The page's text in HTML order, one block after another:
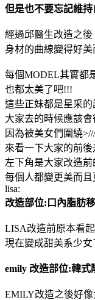
但是也不要忘記維
經過邱醫生改造之後
身材的曲線變得好
每個MODEL其實都
也都太美了吧!!!
這些正妹都是星采
大家去的時候應該會
因為被美女們圍繞
來看一下大家的前後
左下角是大家改造
每個人都變更美而
lisa:
改造部位:口內脂肪
LISA改造前原本看
現在變成甜美系少女
emily 改造部位:韓式
EMILY改造之後好